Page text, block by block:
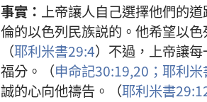
事實： 上帝讓人自己選擇他們的
倫的以色列民族説的。他希望以
（耶利米書29:4）不過，上帝讓
福分。（申命記30:19,20； 耶利
誠的心向他禱告。（耶利米書